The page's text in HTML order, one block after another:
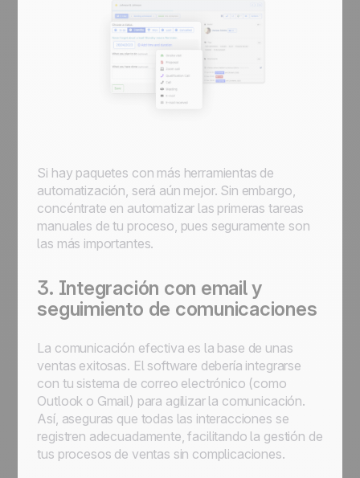
Si hay paquetes con más herramientas de
automatización, será aún mejor. Sin embargo,
concéntrate en automatizar las primeras tareas
manuales de tu proceso, pues seguramente son
las más importantes.
3. Integración con email y
seguimiento de comunicaciones
La comunicación efectiva es la base de unas
ventas exitosas. El software debería integrarse
con tu sistema de correo electrónico (como
Outlook o Gmail) para agilizar la comunicación.
Así, aseguras que todas las interacciones se
registren adecuadamente, facilitando la gestión de
tus procesos de ventas sin complicaciones.